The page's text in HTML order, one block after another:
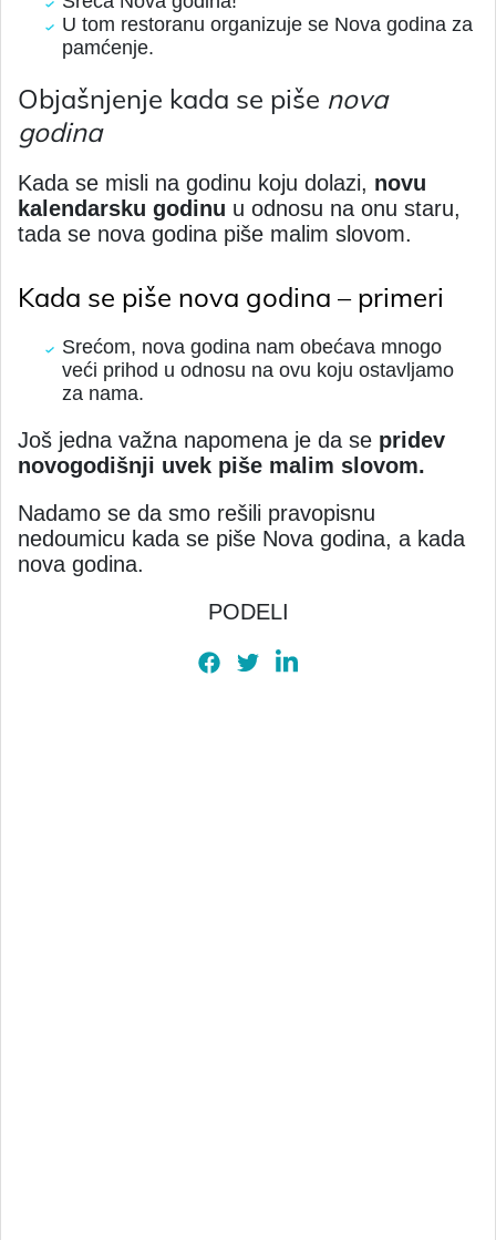
U tom restoranu organizuje se Nova godina za
pamćenje.
Objašnjenje kada se piše nova
godina
Kada se misli na godinu koju dolazi, novu
kalendarsku godinu u odnosu na onu staru,
tada se nova godina piše malim slovom.
Kada se piše nova godina – primeri
Srećom, nova godina nam obećava mnogo
veći prihod u odnosu na ovu koju ostavljamo
za nama.
Još jedna važna napomena je da se pridev
novogodišnji uvek piše malim slovom.
Nadamo se da smo rešili pravopisnu
nedoumicu kada se piše Nova godina, a kada
nova godina.
PODELI